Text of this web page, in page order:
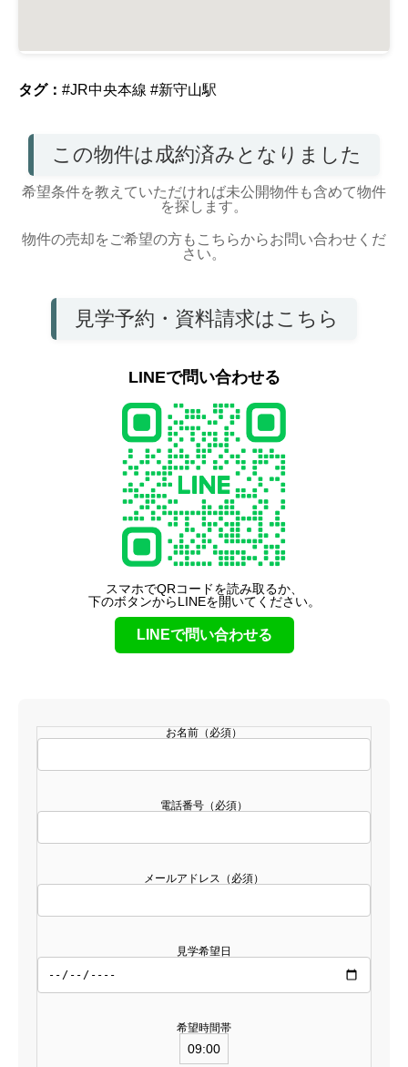
タグ： #JR中央本線 #新守山駅
この物件は成約済みとなりました
希望条件を教えていただければ未公開物件も含めて物件
を探します。
物件の売却をご希望の方もこちらからお問い合わせくだ
さい。
見学予約・資料請求はこちら
LINEで問い合わせる
スマホでQRコードを読み取るか、
下のボタンからLINEを開いてください。
LINEで問い合わせる
お名前（必須）
電話番号（必須）
メールアドレス（必須）
見学希望日
希望時間帯